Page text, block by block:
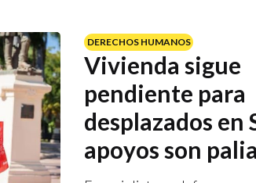
DERECHOS HUMANOS
Vivienda sigue
pendiente para
desplazados en
apoyos son